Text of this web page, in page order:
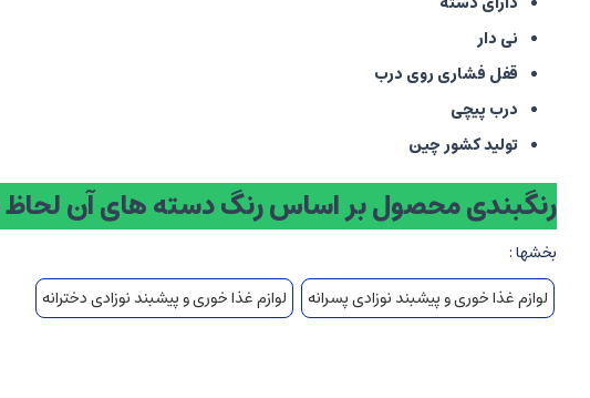
نی دار
قفل فشاری روی درب
درب پیچی
تولید کشور چین
رنگبندی محصول بر اساس رنگ دسته های آن
بخشها :
لوازم غذا خوری و پیشبند نوزادی پسرانه
لوازم غذا خوری و پیشبند نوزادی دخترانه